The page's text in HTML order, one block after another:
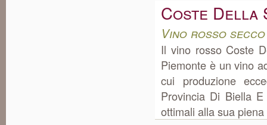
Coste Della
Vino rosso secco
Il vino rosso Coste
Piemonte è un vino
cui produzione
Provincia Di Biella
ottimali alla sua